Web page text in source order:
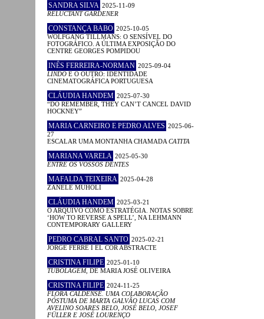
SANDRA SILVA 2025-11-09
RELUCTANT GARDENER
CONSTANÇA BABO 2025-10-05
WOLFGANG TILLMANS: O SENSÍVEL DO
FOTOGRÁFICO. A ÚLTIMA EXPOSIÇÃO DO
CENTRE GEORGES POMPIDOU
INÊS FERREIRA-NORMAN 2025-09-04
LINDO E O OUTRO: IDENTIDADE
CINEMATOGRÁFICA PORTUGUESA
CLÁUDIA HANDEM 2025-07-30
“DO REMEMBER, THEY CAN’T CANCEL DAVID
HOCKNEY”
MARIA CARNEIRO E PEDRO ALVES 2025-06-
27
ESCALAR UMA MONTANHA CHAMADA CATITA
MARIANA VARELA 2025-05-30
ENTRE OS VOSSOS DENTES
MAFALDA TEIXEIRA 2025-04-28
ZANELE MUHOLI
CLÁUDIA HANDEM 2025-03-21
O ARQUIVO COMO ESTRATÉGIA. NOTAS SOBRE
‘HOW TO REVERSE A SPELL’, NA LEHMANN
CONTEMPORARY GALLERY
PEDRO CABRAL SANTO 2025-02-21
JORGE FERRÉ I EL COR ABSTRACTE
CRISTINA FILIPE 2025-01-10
TUBOLAGEM, DE MARIA JOSÉ OLIVEIRA
CRISTINA FILIPE 2024-11-25
FLORA CALDENSE. UMA COLABORAÇÃO
PÓSTUMA DE MARTA GALVÃO LUCAS COM
AVELINO SOARES BELO, JOSÉ BELO, JOSEF
FÜLLER E JOSÉ LOURENÇO